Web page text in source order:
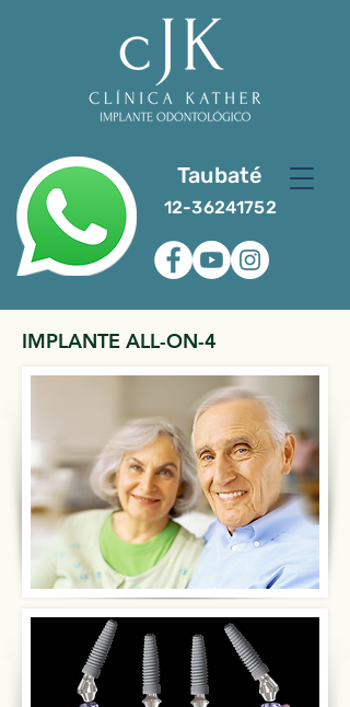
Taubaté
12-36241752
IMPLANTE ALL-ON-4